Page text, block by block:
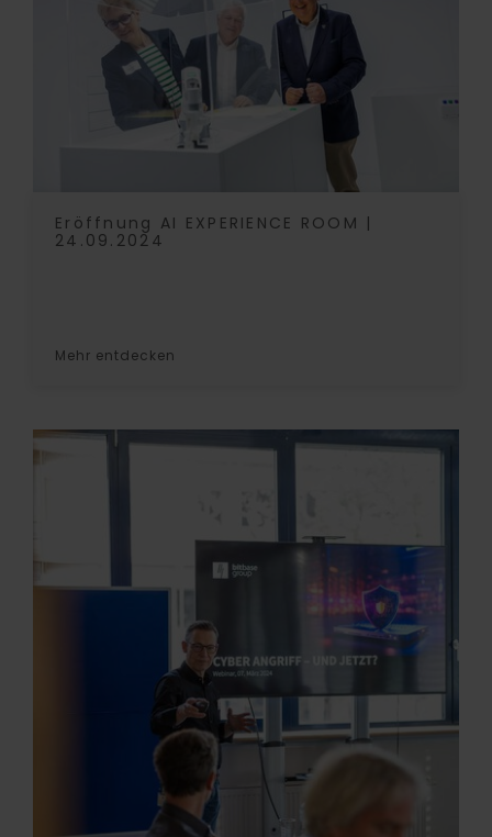
Eröffnung AI EXPERIENCE ROOM |
24.09.2024
Mehr entdecken